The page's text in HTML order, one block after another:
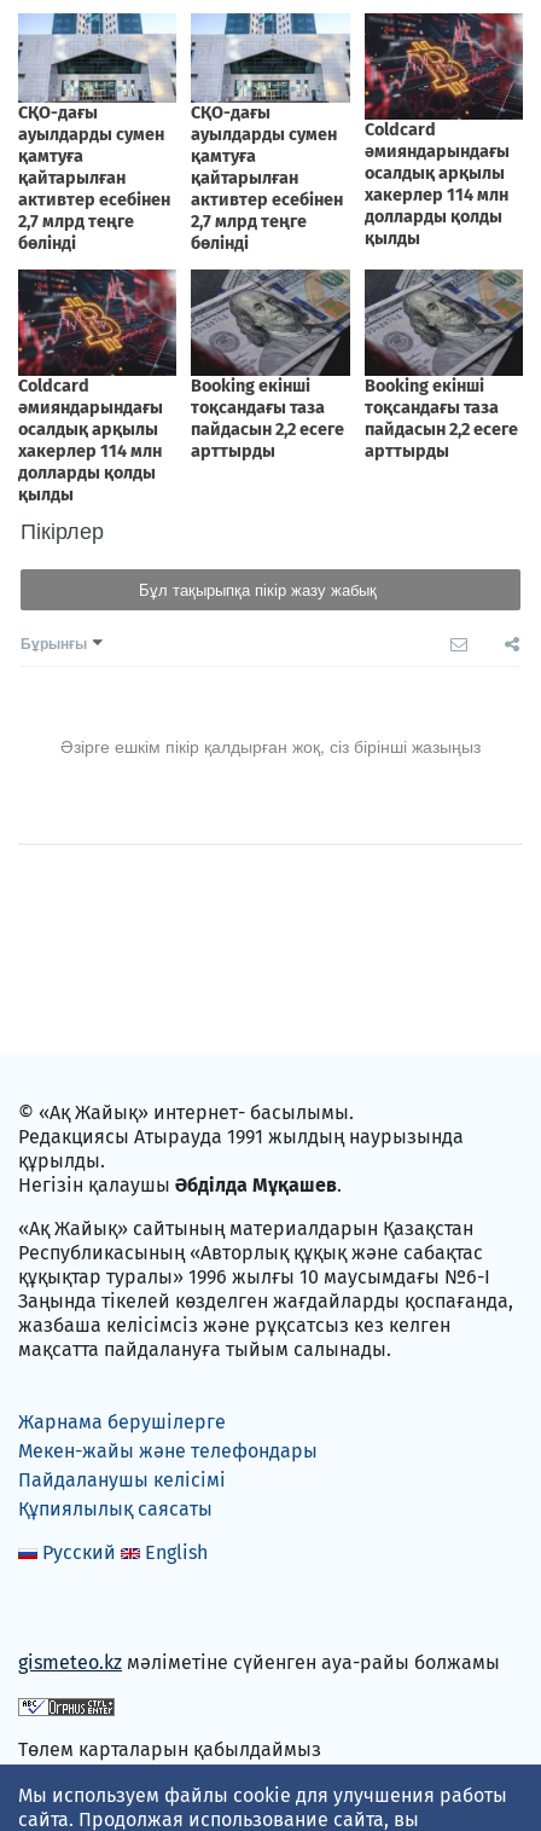
Пікірлер
Бұл тақырыпқа пікір жазу жабық
Бұрынғы
Әзірге ешкім пікір қалдырған жоқ, сіз бірінші жазыңыз
© «Ақ Жайық» интернет- басылымы.
Редакциясы Атырауда 1991 жылдың наурызында
құрылды.
Негізін қалаушы Әбділда Мұқашев.
«Ақ Жайық» сайтының материалдарын Қазақстан
Республикасының «Авторлық құқық және сабақтас
құқықтар туралы» 1996 жылғы 10 маусымдағы №6-I
Заңында тікелей көзделген жағдайларды қоспағанда,
жазбаша келісімсіз және рұқсатсыз кез келген
мақсатта пайдалануға тыйым салынады.
Жарнама берушілерге
Мекен-жайы және телефондары
Пайдаланушы келісімі
Құпиялылық саясаты
Русский
English
gismeteo.kz мәліметіне сүйенген ауа-райы болжамы
Төлем карталарын қабылдаймыз
Мы используем файлы cookie для улучшения работы
сайта. Продолжая использование сайта, вы